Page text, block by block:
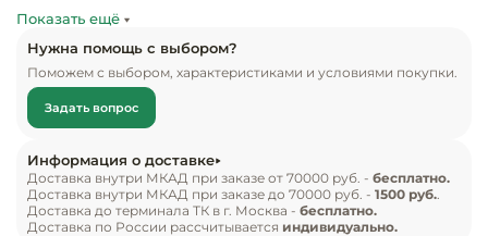
Посуда и
приборы
продуктов и полуфабрикатов. Оснащена
статической системой охлаждения.
Рекомендуется к применению в магазинах,
супермаркетах и на других предприятиях
общественного питания и торговли.
Модель без боковин предназначена для
установки нескольких витрин в линию и не
может использоваться как отдельностоящая. При
Показать ещё
Нужна помощь с выбором?
Поможем с выбором, характеристиками и условиями покупки.
Задать вопрос
Информация о доставке
Доставка внутри МКАД при заказе от 70000 руб. - бесплатно.
Доставка внутри МКАД при заказе до 70000 руб. - 1500 руб..
Доставка до терминала ТК в г. Москва - бесплатно.
Доставка по России рассчитывается индивидуально.